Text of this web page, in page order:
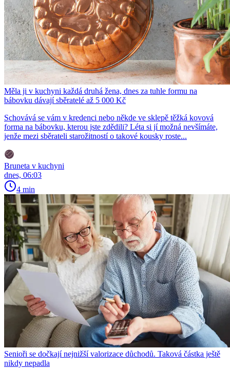
Měla ji v kuchyni každá druhá žena, dnes za tuhle formu na
bábovku dávají sběratelé až 5 000 Kč
Schovává se vám v kredenci nebo někde ve sklepě těžká kovová
forma na bábovku, kterou jste zdědili? Léta si jí možná nevšímáte,
jenže mezi sběrateli starožitností o takové kousky roste...
Bruneta v kuchyni
dnes, 06:03
4 min
Senioři se dočkají nejnižší valorizace důchodů. Taková částka ještě
nikdy nepadla